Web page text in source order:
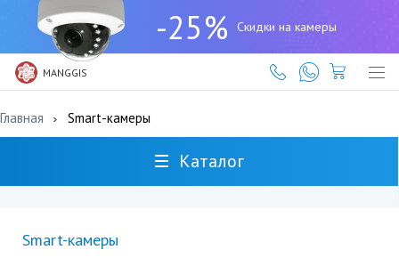
-25% Скидки на камеры
MANGGIS
(727)
317-
61-
61
Главная Smart-камеры
Каталог
Smart-камеры